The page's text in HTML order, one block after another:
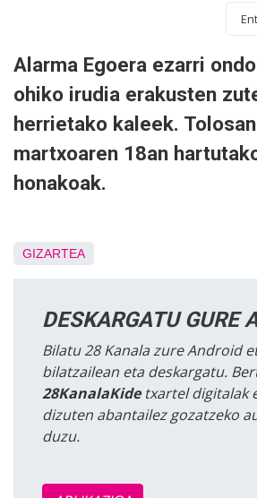
Alarma Egoera ezarri
ohiko irudia erakusten
herrietako kaleek.
martxoaren 18an
honakoak.
GIZARTEA
DESKARGATU GURE
Bilatu 28 Kanala zure Android
bilatzailean eta deskargatu.
28KanalaKidetxartel digitalak
dizuten abantailez gozatzeko
duzu.